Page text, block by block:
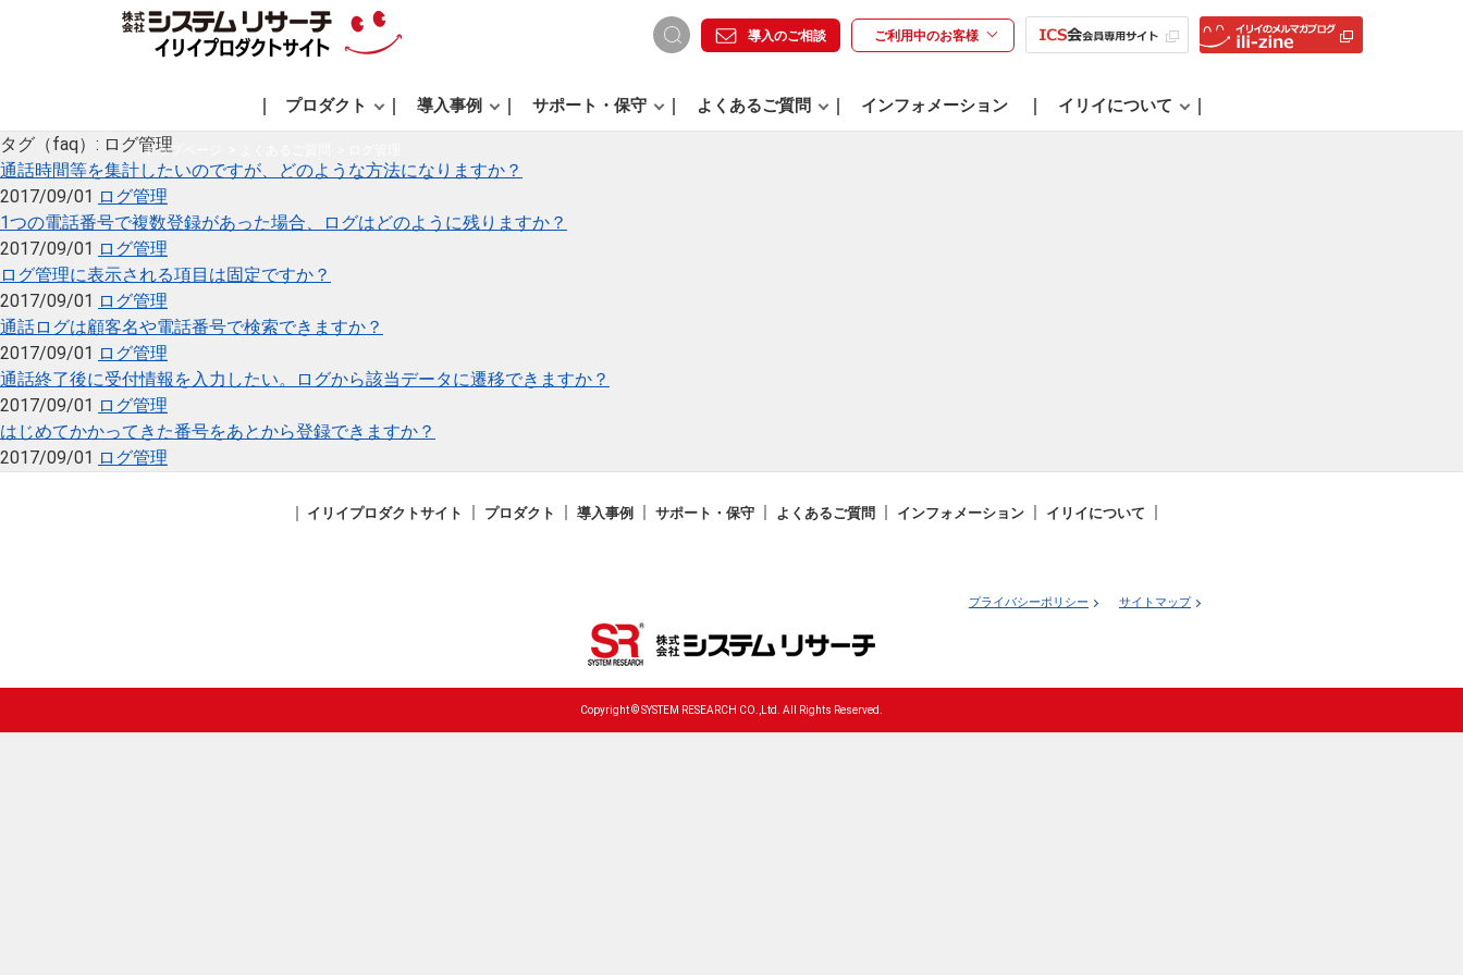
導入のご相談 ご利用中のお客様
プロダクト 導入事例 サポート・保守 よくあるご質問 インフォメーション イリイについて
トップページ
タグ（faq）: ログ管理
通話時間等を集計したいのですが、どのような方法になりますか？
2017/09/01 ログ管理
1つの電話番号で複数登録があった場合、ログはどのように残りますか？
2017/09/01 ログ管理
ログ管理に表示される項目は固定ですか？
2017/09/01 ログ管理
通話ログは顧客名や電話番号で検索できますか？
2017/09/01 ログ管理
通話終了後に受付情報を入力したい。ログから該当データに遷移できますか？
2017/09/01 ログ管理
はじめてかかってきた番号をあとから登録できますか？
2017/09/01 ログ管理
イリイプロダクトサイト プロダクト 導入事例 サポート・保守 よくあるご質問 インフォメーション イリイについて
プライバシーポリシー サイトマップ
Copyright © SYSTEM RESEARCH CO.,Ltd. All Rights Reserved.